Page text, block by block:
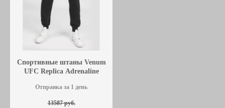
Спортивные штаны Venum
UFC Replica Adrenaline
Отправка за 1 день
13587 руб.